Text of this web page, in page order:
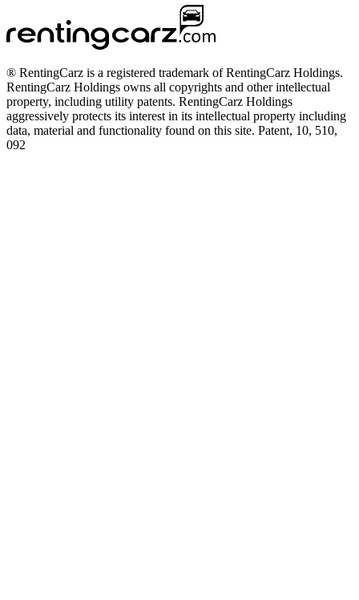
® RentingCarz is a registered trademark of RentingCarz Holdings.
RentingCarz Holdings owns all copyrights and other intellectual
property, including utility patents. RentingCarz Holdings
aggressively protects its interest in its intellectual property including
data, material and functionality found on this site. Patent, 10, 510,
092